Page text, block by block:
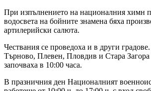
При изпълнението на националния химн
водосвета на бойните знамена бяха
артилерийски салюта.
Чествания се проведоха и в други
Търново, Плевен, Пловдив и Стара
започваха в 10:00 часа.
В празничния ден Националният